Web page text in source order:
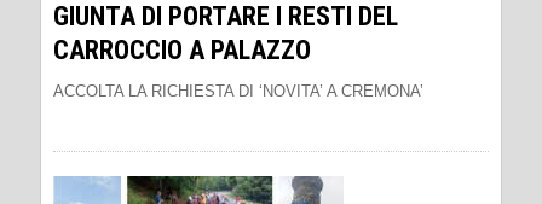
GIUNTA DI PORTARE I RESTI DEL
CARROCCIO A PALAZZO
ACCOLTA LA RICHIESTA DI ‘NOVITA’ A CREMONA’